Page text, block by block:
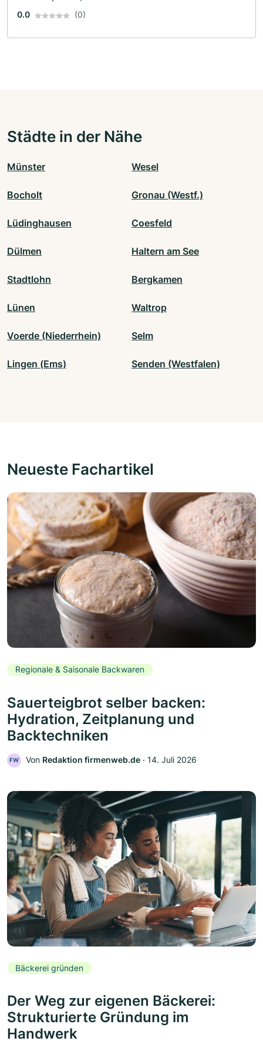
0.0 (0)
Städte in der Nähe
Münster Wesel
Bocholt Gronau (Westf.)
Lüdinghausen Coesfeld
Dülmen Haltern am See
Stadtlohn Bergkamen
Lünen Waltrop
Voerde (Niederrhein) Selm
Lingen (Ems) Senden (Westfalen)
Neueste Fachartikel
Regionale & Saisonale Backwaren
Sauerteigbrot selber backen:
Hydration, Zeitplanung und
Backtechniken
FW Von Redaktion firmenweb.de ‧ 14. Juli 2026
Bäckerei gründen
Der Weg zur eigenen Bäckerei:
Strukturierte Gründung im
Handwerk